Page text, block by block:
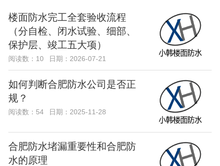
楼面防水完工全套验收流程
（分自检、闭水试验、细部、
保护层、竣工五大项）
阅读数：10 日期：2026-07-21
如何判断合肥防水公司是否正
规？
阅读数：54 日期：2025-11-28
合肥防水堵漏重要性和合肥防
水的原理